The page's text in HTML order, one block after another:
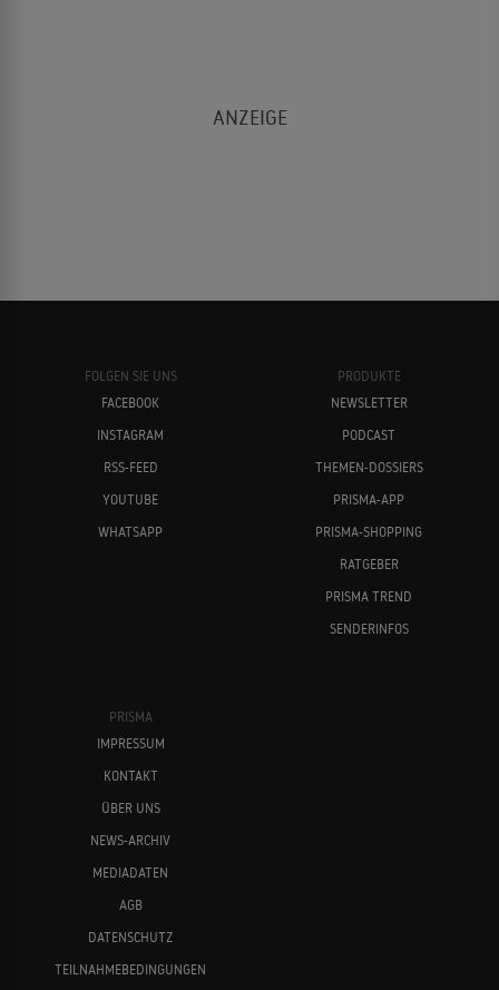
FOLGEN SIE UNS
FACEBOOK
INSTAGRAM
RSS-FEED
YOUTUBE
WHATSAPP
PRODUKTE
NEWSLETTER
PODCAST
THEMEN-DOSSIERS
PRISMA-APP
PRISMA-SHOPPING
RATGEBER
PRISMA TREND
SENDERINFOS
PRISMA
IMPRESSUM
KONTAKT
ÜBER UNS
NEWS-ARCHIV
MEDIADATEN
AGB
DATENSCHUTZ
TEILNAHMEBEDINGUNGEN